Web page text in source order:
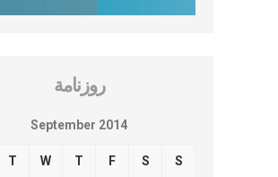
روزنامة
September 2014
T W T F S S